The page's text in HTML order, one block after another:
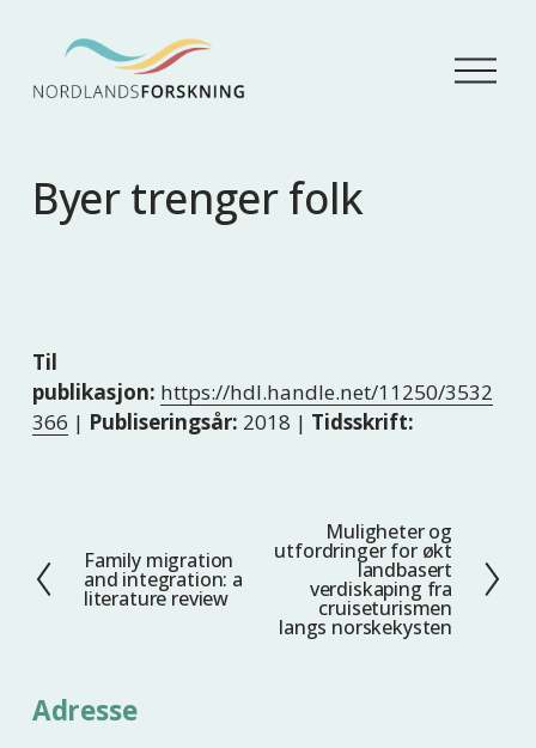
Å
p
Byer trenger folk
Til
publikasjon: https://hdl.handle.net/11250/3532
366 | Publiseringsår: 2018 | Tidsskrift:
F
o
g
Family migration
and integration: a
literature review
e
Muligheter og
utfordringer for økt
landbasert
verdiskaping fra
cruiseturismen
langs norskekysten
Adresse